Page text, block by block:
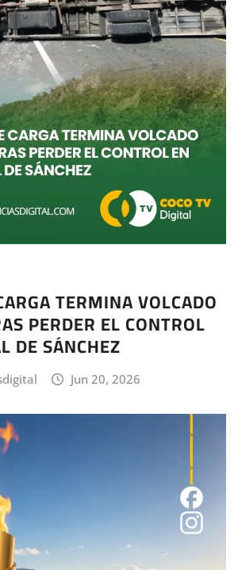
TERMINA VOLCADO
PERDER EL CONTROL
DE SÁNCHEZ
Jun 20, 2026